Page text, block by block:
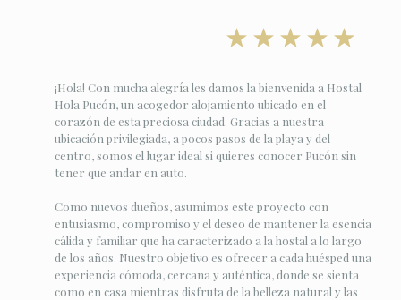
¡Hola! Con mucha alegría les damos la bienvenida a Hostal
Hola Pucón, un acogedor alojamiento ubicado en el
corazón de esta preciosa ciudad. Gracias a nuestra
ubicación privilegiada, a pocos pasos de la playa y del
centro, somos el lugar ideal si quieres conocer Pucón sin
tener que andar en auto.
Como nuevos dueños, asumimos este proyecto con
entusiasmo, compromiso y el deseo de mantener la esencia
cálida y familiar que ha caracterizado a la hostal a lo largo
de los años. Nuestro objetivo es ofrecer a cada huésped una
experiencia cómoda, cercana y auténtica, donde se sienta
como en casa mientras disfruta de la belleza natural y las